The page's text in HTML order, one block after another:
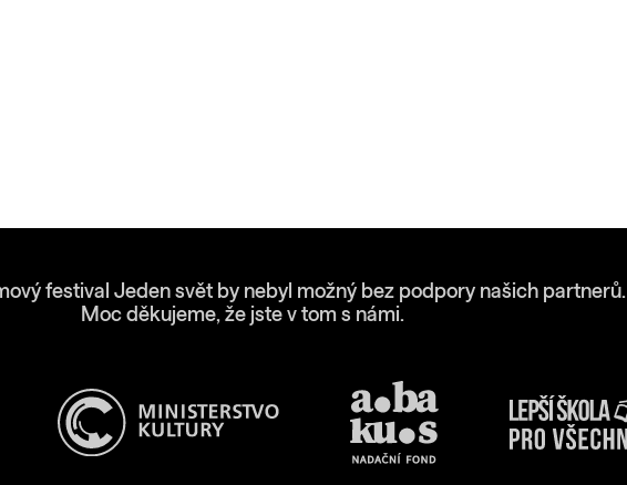
festival Jeden svět by nebyl možný bez podpory našich partnerů.
Moc děkujeme, že jste v tom s námi.